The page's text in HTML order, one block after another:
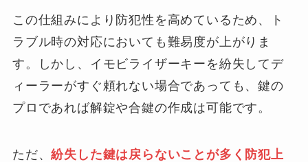
この仕組みにより防犯性を高めているため、ト
ラブル時の対応においても難易度が上がりま
す。しかし、イモビライザーキーを紛失してデ
ィーラーがすぐ頼れない場合であっても、鍵の
プロであれば解錠や合鍵の作成は可能です。
ただ、紛失した鍵は戻らないことが多く防犯上